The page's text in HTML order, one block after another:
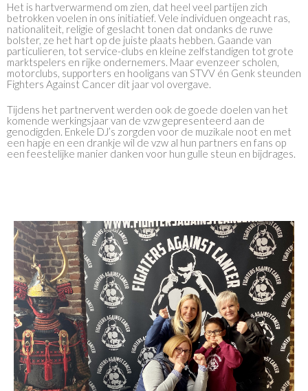
Het is hartverwarmend om zien, dat heel veel partijen zich
betrokken voelen in ons initiatief. Vele individuen ongeacht ras,
nationaliteit, religie of geslacht tonen dat ondanks de ruwe
bolster, ze het hart op de juiste plaats hebben. Gaande van
particulieren, tot service-clubs en kleine zelfstandigen tot grote
marktspelers en rijke ondernemers. Maar evenzeer scholen,
motorclubs, supporters en hooligans van STVV én Genk steunden
Fighters Against Cancer dit jaar vol overgave.
Tijdens het partnervent werden ook de goede doelen van het
komende werkingsjaar van de vzw gepresenteerd aan de
genodigden. Enkele DJ’s zorgden voor de muzikale noot en met
een hapje en een drankje wil de vzw al hun partners en fans op
een feestelijke manier danken voor hun gulle steun en bijdrages.